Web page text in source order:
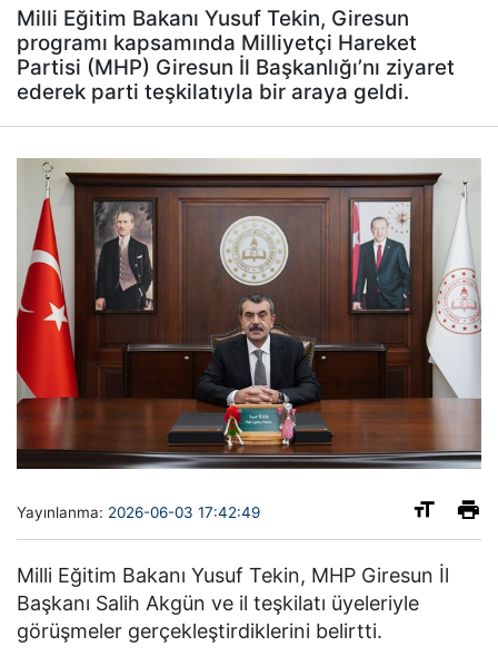
Milli Eğitim Bakanı Yusuf Tekin, Giresun
programı kapsamında Milliyetçi Hareket
Partisi (MHP) Giresun İl Başkanlığı’nı ziyaret
ederek parti teşkilatıyla bir araya geldi.
Yayınlanma: 2026-06-03 17:42:49
Milli Eğitim Bakanı Yusuf Tekin, MHP Giresun İl
Başkanı Salih Akgün ve il teşkilatı üyeleriyle
görüşmeler gerçekleştirdiklerini belirtti.